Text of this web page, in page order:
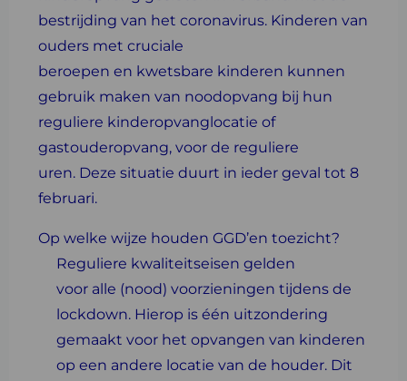
bestrijding van het coronavirus. Kinderen van
ouders met cruciale
beroepen en kwetsbare kinderen kunnen
gebruik maken van noodopvang bij hun
reguliere kinderopvanglocatie of
gastouderopvang, voor de reguliere
uren. Deze situatie duurt in ieder geval tot 8
februari.
Op welke wijze houden GGD’en toezicht?
Reguliere kwaliteitseisen gelden
voor alle (nood) voorzieningen tijdens de
lockdown. Hierop is één uitzondering
gemaakt voor het opvangen van kinderen
op een andere locatie van de houder. Dit